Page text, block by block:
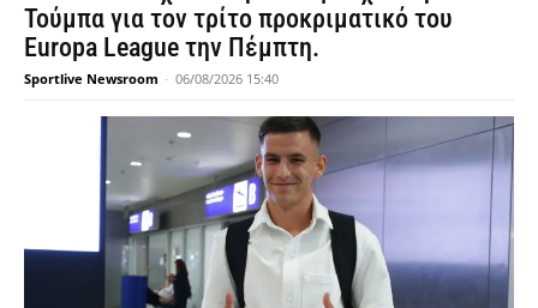
Τούμπα για τον τρίτο προκριματικό του
Europa League την Πέμπτη.
Sportlive Newsroom - 06/08/2026 15:40